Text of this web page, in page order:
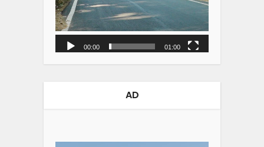
00:00 01:00
AD